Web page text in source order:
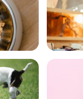
お手入れ